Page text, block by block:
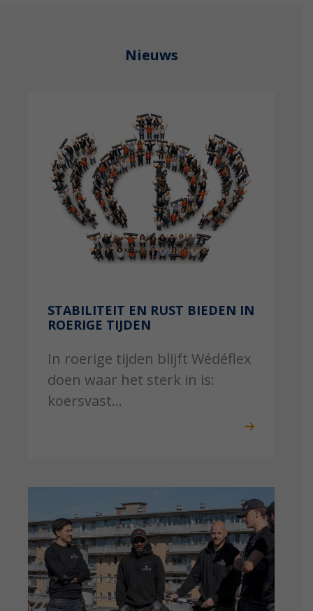
Nieuws
STABILITEIT EN RUST BIEDEN IN
ROERIGE TIJDEN
In roerige tijden blijft Wédéflex
doen waar het sterk in is:
koersvast...